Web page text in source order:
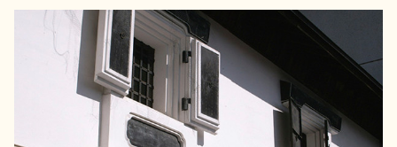
地酒蔵元会WEB展示会 地酒蔵元会利酒会
美味しい地酒の選び方
地酒蔵元会とは